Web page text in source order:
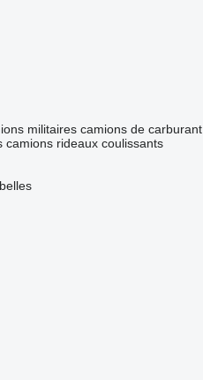
militaires camions de carburant
camions rideaux coulissants